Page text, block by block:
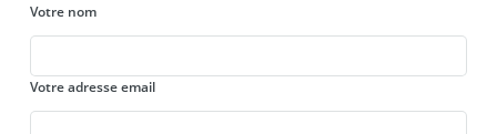
Votre nom
Votre adresse email